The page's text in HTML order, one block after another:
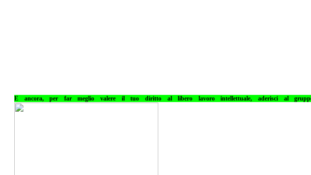
E ancora, per far meglio valere il tuo diritto al libero lavoro intellettuale, aderisci al